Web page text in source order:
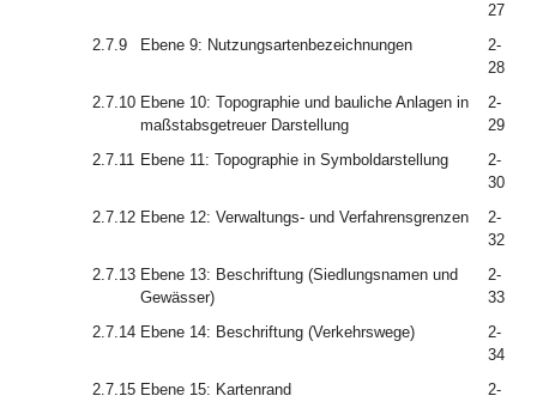
27
2.7.9
Ebene 9: Nutzungsartenbezeichnungen
2-
28
2.7.10 Ebene 10: Topographie und bauliche Anlagen in
maßstabsgetreuer Darstellung
2-
29
2.7.11 Ebene 11: Topographie in Symboldarstellung
2-
30
2.7.12 Ebene 12: Verwaltungs- und Verfahrensgrenzen
2-
32
2.7.13 Ebene 13: Beschriftung (Siedlungsnamen und
Gewässer)
2-
33
2.7.14 Ebene 14: Beschriftung (Verkehrswege)
2-
34
2.7.15 Ebene 15: Kartenrand
2-